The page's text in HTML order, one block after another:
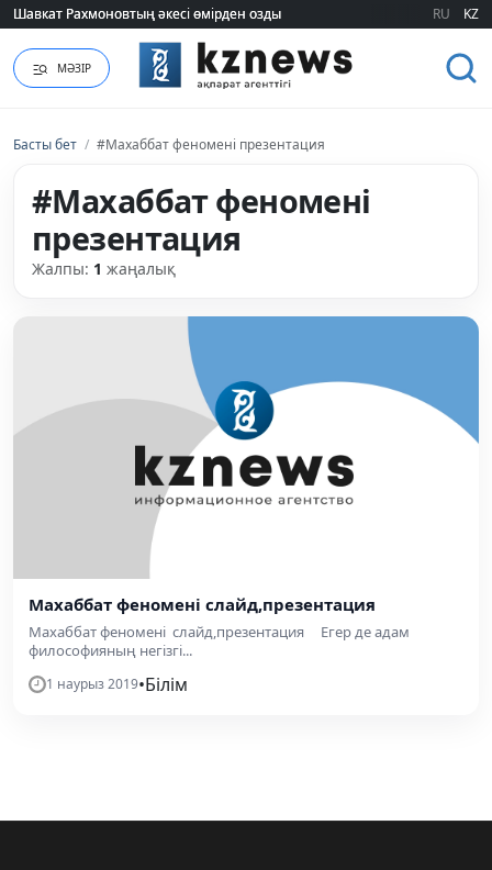
Шавкат Рахмоновтың әкесі өмірден озды
Шавкат Рахмоновтың әкесі өмірден озды RU KZ
МӘЗІР
Басты бет / #Махаббат феномені презентация
#Махаббат феномені
презентация
Жалпы: 1 жаңалық
Махаббат феномені слайд,презентация
Махаббат феномені слайд,презентация Егер де адам
философияның негізгі...
1 наурыз 2019•Білім